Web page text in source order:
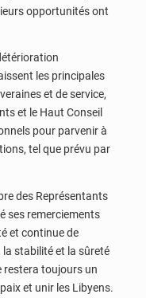
opportunités ont
les principales
et de service,
et le Haut Conseil
pour parvenir à
tel que prévu par
des Représentants
ses remerciements
et continue de
la stabilité et la sûreté
restera toujours un
et unir les Libyens.